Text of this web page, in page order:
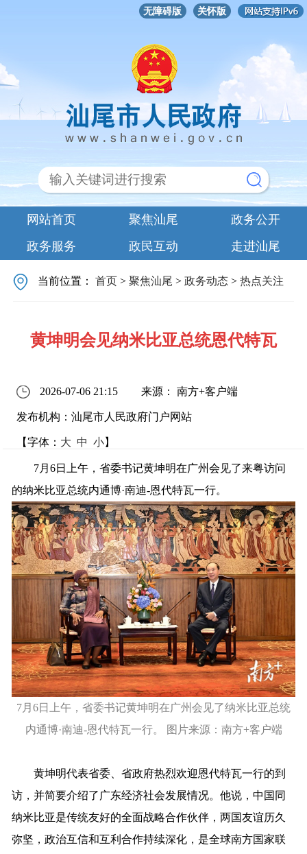
无障碍版 关怀版
网站首页 聚焦汕尾
政务公开
政务服务
政民互动 走进汕尾
当前位置：首页 >聚焦汕尾 >政务动态 >热点关注
黄坤明会见纳米比亚总统恩代特瓦
2026-07-06 21:15 来源： 南方+客户端
发布机构：汕尾市人民政府门户网站
【字体： 大 中 小】
7月6日上午，省委书记黄坤明在广州会见了来粤访问
的纳米比亚总统内通博·南迪-恩代特瓦一行。
7月6日上午，省委书记黄坤明在广州会见了纳米比亚总统
内通博·南迪-恩代特瓦一行。 图片来源：南方+客户端
黄坤明代表省委、省政府热烈欢迎恩代特瓦一行的到
访，并简要介绍了广东经济社会发展情况。他说，中国同
纳米比亚是传统友好的全面战略合作伙伴，两国友谊历久
弥坚，政治互信和互利合作持续深化，是全球南方国家联